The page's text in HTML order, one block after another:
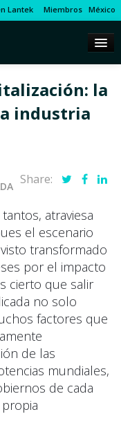
Lantek Miembros México
la
industria
Share:
atraviesa
el escenario
transformado
por el impacto
cierto que salir
no solo
factores que
de las
mundiales,
de cada